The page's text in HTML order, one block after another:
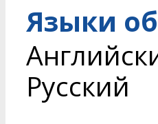
Языки
Русский